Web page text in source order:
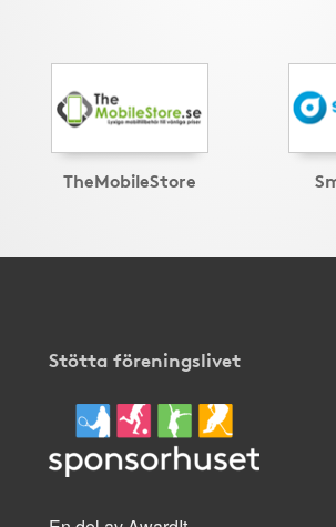
TheMobileStore
Stötta föreningslivet